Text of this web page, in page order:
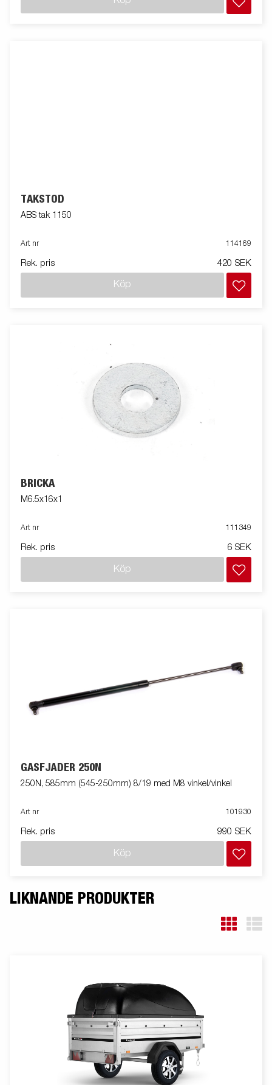
TAKSTÖD
ABS tak 1150
Art nr 114169
Rek. pris 420 SEK
Köp
BRICKA
M6.5x16x1
Art nr 111349
Rek. pris 6 SEK
Köp
GASFJÄDER 250N
250N, 585mm (545-250mm) 8/19 med M8 vinkel/vinkel
Art nr 101930
Rek. pris 990 SEK
Köp
LIKNANDE PRODUKTER